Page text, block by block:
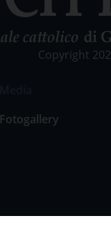
Copyright
Fotogallery